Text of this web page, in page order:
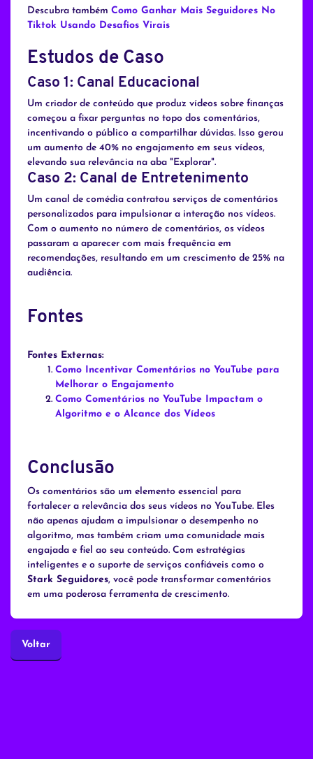
Descubra também Como Ganhar Mais Seguidores No
Tiktok Usando Desafios Virais
Estudos de Caso
Caso 1: Canal Educacional
Um criador de conteúdo que produz vídeos sobre finanças
começou a fixar perguntas no topo dos comentários,
incentivando o público a compartilhar dúvidas. Isso gerou
um aumento de 40% no engajamento em seus vídeos,
elevando sua relevância na aba "Explorar".
Caso 2: Canal de Entretenimento
Um canal de comédia contratou serviços de comentários
personalizados para impulsionar a interação nos vídeos.
Com o aumento no número de comentários, os vídeos
passaram a aparecer com mais frequência em
recomendações, resultando em um crescimento de 25% na
audiência.
Fontes
Fontes Externas:
Como Incentivar Comentários no YouTube para
Melhorar o Engajamento
Como Comentários no YouTube Impactam o
Algoritmo e o Alcance dos Vídeos
Conclusão
Os comentários são um elemento essencial para
fortalecer a relevância dos seus vídeos no YouTube. Eles
não apenas ajudam a impulsionar o desempenho no
algoritmo, mas também criam uma comunidade mais
engajada e fiel ao seu conteúdo. Com estratégias
inteligentes e o suporte de serviços confiáveis como o
Stark Seguidores, você pode transformar comentários
em uma poderosa ferramenta de crescimento.
Voltar